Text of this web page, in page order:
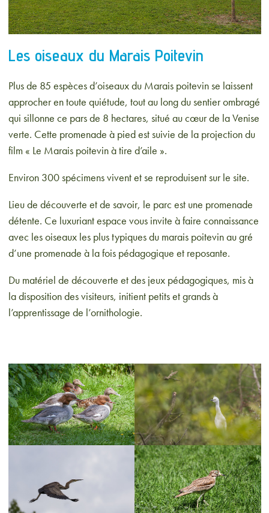
Les oiseaux du Marais Poitevin
Plus de 85 espèces d’oiseaux du Marais poitevin se laissent
approcher en toute quiétude, tout au long du sentier ombragé
qui sillonne ce pars de 8 hectares, situé au cœur de la Venise
verte. Cette promenade à pied est suivie de la projection du
film « Le Marais poitevin à tire d’aile ».
Environ 300 spécimens vivent et se reproduisent sur le site.
Lieu de découverte et de savoir, le parc est une promenade
détente. Ce luxuriant espace vous invite à faire connaissance
avec les oiseaux les plus typiques du marais poitevin au gré
d’une promenade à la fois pédagogique et reposante.
Du matériel de découverte et des jeux pédagogiques, mis à
la disposition des visiteurs, initient petits et grands à
l’apprentissage de l’ornithologie.